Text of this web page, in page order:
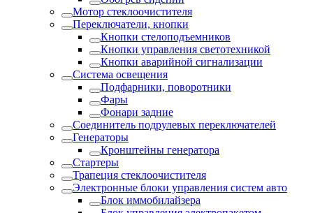
Мотор стеклоочистителя
Переключатели, кнопки
Кнопки стелоподъемников
Кнопки управления светотехникой
Кнопки аварийной сигнализации
Система освещения
Подфарники, поворотники
Фары
Фонари задние
Соединитель подрулевых переключателей
Генераторы
Кронштейны генератора
Стартеры
Трапеция стеклоочистителя
Электронные блоки управления систем авто
Блок иммобилайзера